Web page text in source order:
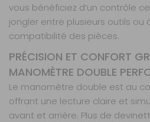
vous bénéficiez d’un contrôle
jongler entre plusieurs outils ou
compatibilité des pièces.
PRÉCISION ET CONFORT
MANOMÈTRE DOUBLE
Le manomètre double est au
offrant une lecture claire et
avant et arrière. Plus de